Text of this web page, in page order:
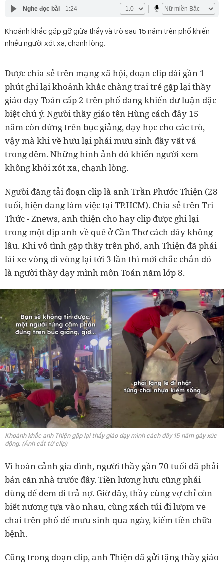
Nghe đọc bài 1:24
Khoảnh khắc gặp gỡ giữa thầy và trò sau 15 năm trên phố khiến
nhiều người xót xa, chạnh lòng.
Được chia sẻ trên mạng xã hội, đoạn clip dài gần 1
phút ghi lại khoảnh khắc chàng trai trẻ gặp lại thầy
giáo dạy Toán cấp 2 trên phố đang khiến dư luận đặc
biệt chú ý. Người thầy giáo tên Hùng cách đây 15
năm còn đứng trên bục giảng, dạy học cho các trò,
vậy mà khi về hưu lại phải mưu sinh đầy vất vả
trong đêm. Những hình ảnh đó khiến người xem
không khỏi xót xa, chạnh lòng.
Người đăng tải đoạn clip là anh Trần Phước Thiện (28
tuổi, hiện đang làm việc tại TP.HCM). Chia sẻ trên Tri
Thức - Znews, anh thiện cho hay clip được ghi lại
trong một dịp anh về quê ở Cần Thơ cách đây không
lâu. Khi vô tình gặp thầy trên phố, anh Thiện đã phải
lái xe vòng đi vòng lại tới 3 lần thì mới chắc chắn đó
là người thầy dạy mình môn Toán năm lớp 8.
Khoảnh khắc anh Thiện gặp lại thầy giáo dạy mình cách đây 15 năm gây xúc
động. (Ảnh cắt từ clip)
Vì hoàn cảnh gia đình, người thầy gần 70 tuổi đã phải
bán căn nhà trước đây. Tiền lương hưu cũng phải
dùng để đem đi trả nợ. Giờ đây, thầy cùng vợ chỉ còn
biết nương tựa vào nhau, cùng xách túi đi lượm ve
chai trên phố để mưu sinh qua ngày, kiếm tiền chữa
bệnh.
Cũng trong đoạn clip, anh Thiện đã gửi tặng thầy giáo